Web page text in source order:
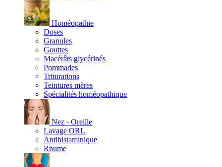
Homéopathie
Doses
Granules
Gouttes
Macérâts glycérinés
Pommades
Triturations
Teintures mères
Spécialités homéopathique
Nez - Oreille
Lavage ORL
Antihistaminique
Rhume